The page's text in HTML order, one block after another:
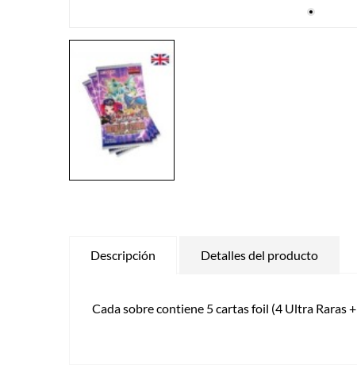
Descripción Detalles del producto
Cada sobre contiene 5 cartas foil (4 Ultra Raras +